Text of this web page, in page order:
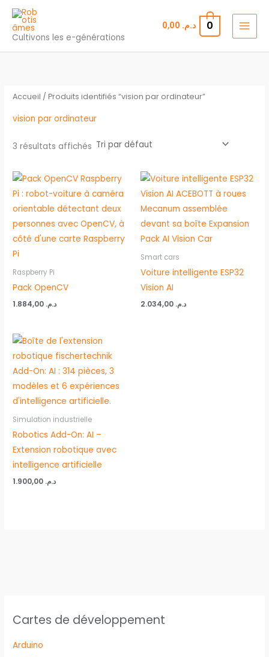
Aller
contenu
Cultivons les e-générations
د.م. 0
Cartes de développement
Arduino
Accueil / Produits identifiés “vision par ordinateur”
vision par ordinateur
3 résultats affichés
Raspberry Pi
Pack OpenCV
د.م.
Smart cars
Voiture intelligente ESP32
Vision AI
د.م.
Simulation industrielle
Robotics Add-On: AI –
Extension robotique avec
intelligence artificielle
د.م.